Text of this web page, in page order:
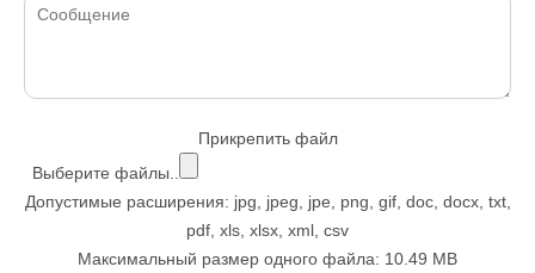
Прикрепить файл
Выберите файлы..
Допустимые расширения: jpg, jpeg, jpe, png, gif, doc, docx, txt,
pdf, xls, xlsx, xml, csv
Максимальный размер одного файла: 10.49 MB